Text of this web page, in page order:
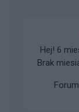
Hej! 6
Brak
systen